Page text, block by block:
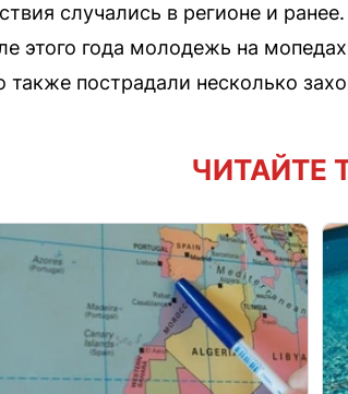
случались в регионе и
этого года молодежь на
также пострадали несколько
ЧИТАЙТЕ